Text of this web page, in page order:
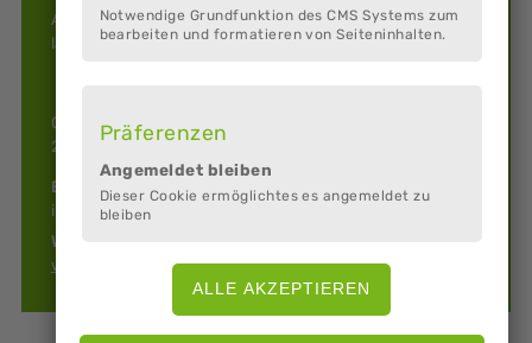
Notwendige Grundfunktion des CMS Systems zum
bearbeiten und formatieren von Seiteninhalten.
Präferenzen
Angemeldet bleiben
Dieser Cookie ermöglichtes es angemeldet zu
bleiben
Anlässlich des 40-jährigen Bestehens unserer Werkstatt
laden wir Sie herzlich ein, uns zu besuchen.
Große Dammstraße 34
21762 Otterndorf
E-Mail:
info@topfwerksued.de
Web:
www.schoepfwerke.de